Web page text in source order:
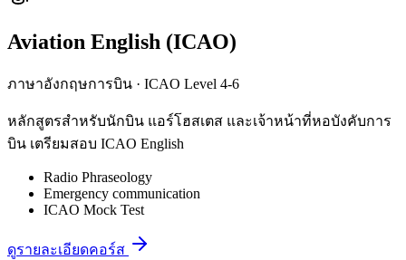
Aviation English (ICAO)
ภาษาอังกฤษการบิน · ICAO Level 4-6
หลักสูตรสำหรับนักบิน แอร์โฮสเตส และเจ้าหน้าที่หอบังคับการ
บิน เตรียมสอบ ICAO English
Radio Phraseology
Emergency communication
ICAO Mock Test
ดูรายละเอียดคอร์ส